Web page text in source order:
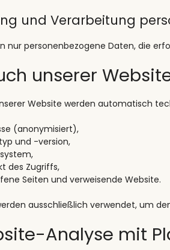
und Verarbeitung
nur personenbezogene Daten, die
unserer
Website werden automatisch
(anonymisiert),
und -version,
des Zugriffs,
Seiten und verweisende Website.
ausschließlich verwendet, um
Analyse mit